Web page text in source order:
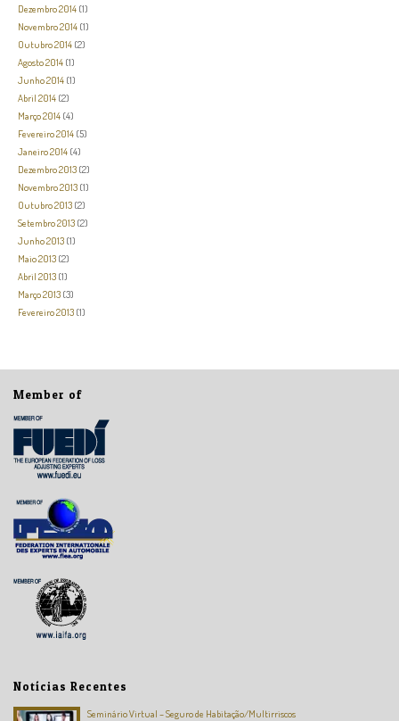
Dezembro 2014 (1)
Novembro 2014 (1)
Outubro 2014 (2)
Agosto 2014 (1)
Junho 2014 (1)
Abril 2014 (2)
Março 2014 (4)
Fevereiro 2014 (5)
Janeiro 2014 (4)
Dezembro 2013 (2)
Novembro 2013 (1)
Outubro 2013 (2)
Setembro 2013 (2)
Junho 2013 (1)
Maio 2013 (2)
Abril 2013 (1)
Março 2013 (3)
Fevereiro 2013 (1)
Member of
Notícias Recentes
Seminário Virtual – Seguro de Habitação/Multirriscos